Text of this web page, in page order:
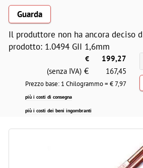
Guarda
Il produttore non ha ancora deciso
prodotto: 1.0494 GII 1,6mm
€
199,27
(senza IVA) € 167,45
Prezzo base: 1 Chilogrammo = €7,97
più i costi di consegna
più i costi dei beni ingombranti